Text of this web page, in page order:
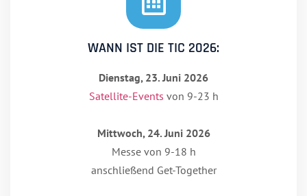
WANN IST DIE TIC 2026:
Dienstag, 23. Juni 2026
Satellite-Events von 9-23 h
Mittwoch, 24. Juni 2026
Messe von 9-18 h
anschließend Get-Together